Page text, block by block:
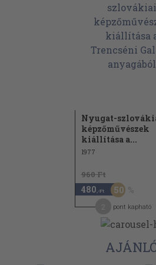
Nyugat-
képzőművészek
kiállítása a...
1977
960 Ft
480 ,-Ft 50
pont kapható